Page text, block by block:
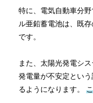
特に、電気自動車分
ル亜鉛蓄電池は、既
です。
また、太陽光発電シ
発電量が不安定とい
るようになります。